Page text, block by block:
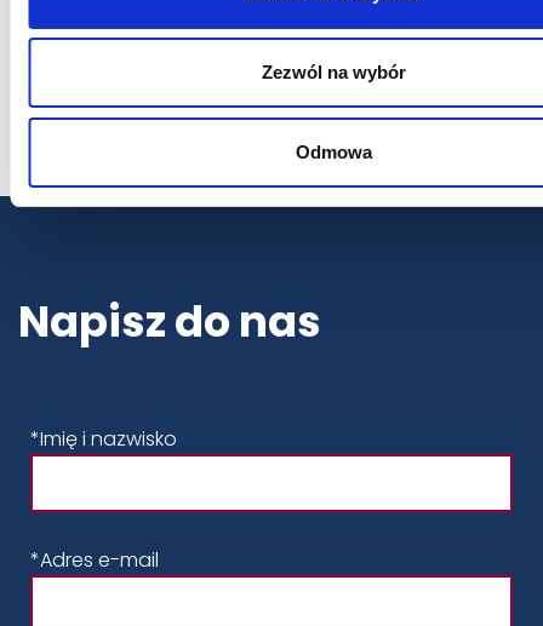
Zezwól na wybór
Odmowa
Start-up’y i nowe technologie
Napisz do nas
*Imię i nazwisko
*Adres e-mail